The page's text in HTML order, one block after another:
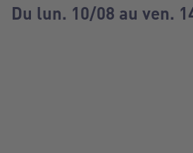
Du lun. 10/08 au ven.